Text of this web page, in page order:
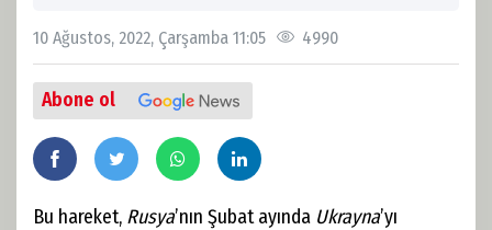
10 Ağustos, 2022, Çarşamba 11:05 4990
Abone ol
Bu hareket, Rusya’nın Şubat ayında Ukrayna’yı